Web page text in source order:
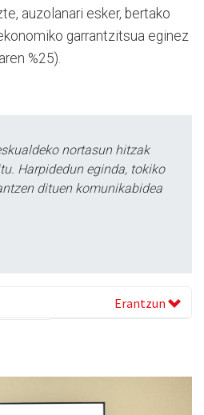
auzolanari esker, bertako
garrantzitsua eginez
%25).
nortasun hitzak
Harpidedun eginda, tokiko
dituen komunikabidea
Erantzun